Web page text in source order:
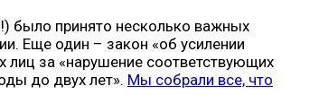
было принято несколько важных
Еще один – закон «об усилении
лиц за «нарушение соответствующих
до двух лет». Мы собрали все, что